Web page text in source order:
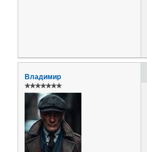
Владимир
✯✯✯✯✯✯✯